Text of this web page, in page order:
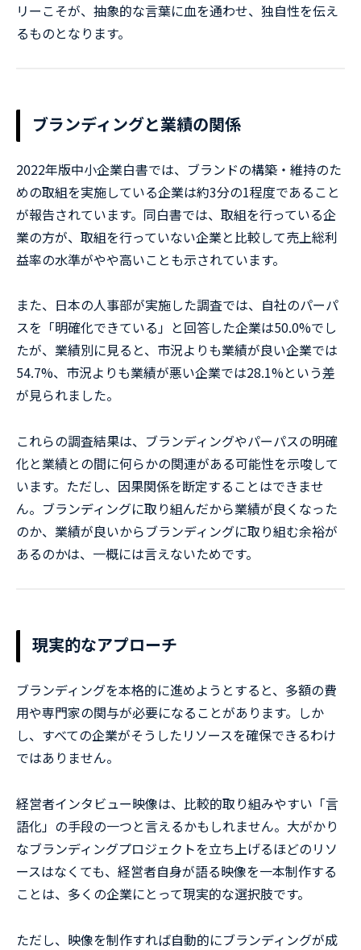
リーこそが、抽象的な言葉に血を通わせ、独自性を伝え
るものとなります。
ブランディングと業績の関係
2022年版中小企業白書では、ブランドの構築・維持のた
めの取組を実施している企業は約3分の1程度であること
が報告されています。同白書では、取組を行っている企
業の方が、取組を行っていない企業と比較して売上総利
益率の水準がやや高いことも示されています。
また、日本の人事部が実施した調査では、自社のパーパ
スを「明確化できている」と回答した企業は50.0%でし
たが、業績別に見ると、市況よりも業績が良い企業では
54.7%、市況よりも業績が悪い企業では28.1%という差
が見られました。
これらの調査結果は、ブランディングやパーパスの明確
化と業績との間に何らかの関連がある可能性を示唆して
います。ただし、因果関係を断定することはできませ
ん。ブランディングに取り組んだから業績が良くなった
のか、業績が良いからブランディングに取り組む余裕が
あるのかは、一概には言えないためです。
現実的なアプローチ
ブランディングを本格的に進めようとすると、多額の費
用や専門家の関与が必要になることがあります。しか
し、すべての企業がそうしたリソースを確保できるわけ
ではありません。
経営者インタビュー映像は、比較的取り組みやすい「言
語化」の手段の一つと言えるかもしれません。大がかり
なブランディングプロジェクトを立ち上げるほどのリソ
ースはなくても、経営者自身が語る映像を一本制作する
ことは、多くの企業にとって現実的な選択肢です。
ただし、映像を制作すれば自動的にブランディングが成